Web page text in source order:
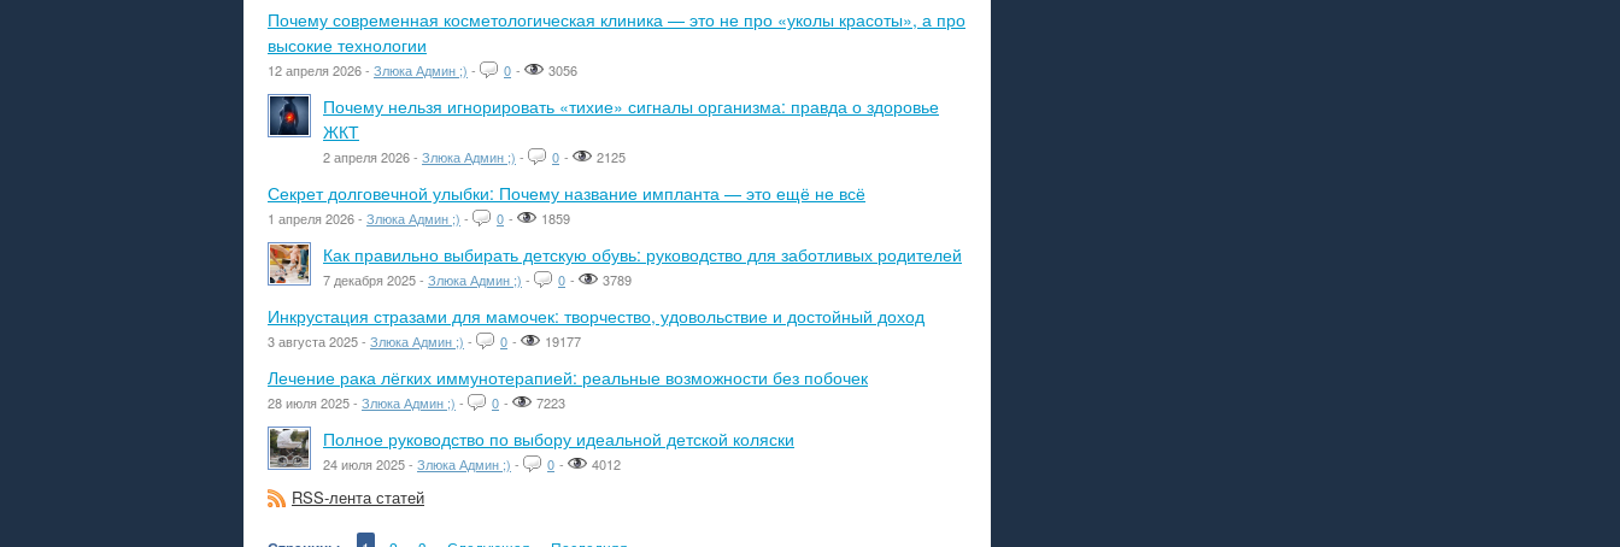
Почему современная косметологическая клиника — это не про «уколы красоты», а про
высокие технологии
12 апреля 2026 - Злюка Админ ;) - 0 - 3056
Почему нельзя игнорировать «тихие» сигналы организма: правда о здоровье
ЖКТ
2 апреля 2026 - Злюка Админ ;) - 0 - 2125
Секрет долговечной улыбки: Почему название импланта — это ещё не всё
1 апреля 2026 - Злюка Админ ;) - 0 - 1859
Как правильно выбирать детскую обувь: руководство для заботливых родителей
7 декабря 2025 - Злюка Админ ;) - 0 - 3789
Инкрустация стразами для мамочек: творчество, удовольствие и достойный доход
3 августа 2025 - Злюка Админ ;) - 0 - 19177
Лечение рака лёгких иммунотерапией: реальные возможности без побочек
28 июля 2025 - Злюка Админ ;) - 0 - 7223
Полное руководство по выбору идеальной детской коляски
24 июля 2025 - Злюка Админ ;) - 0 - 4012
RSS-лента статей